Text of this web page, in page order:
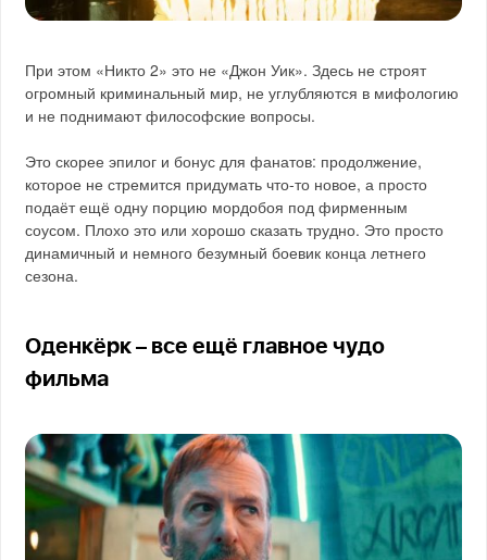
При этом «Никто 2» это не «Джон Уик». Здесь не строят
огромный криминальный мир, не углубляются в мифологию
и не поднимают философские вопросы.
Это скорее эпилог и бонус для фанатов: продолжение,
которое не стремится придумать что-то новое, а просто
подаёт ещё одну порцию мордобоя под фирменным
соусом. Плохо это или хорошо сказать трудно. Это просто
динамичный и немного безумный боевик конца летнего
сезона.
Оденкёрк – все ещё главное чудо
фильма